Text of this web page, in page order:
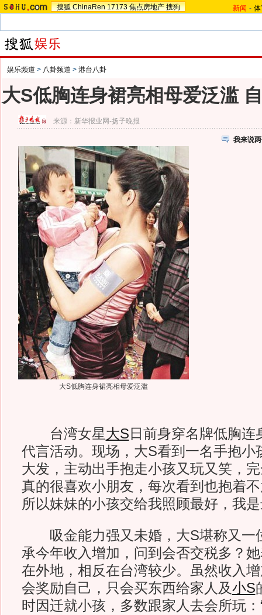
搜狐 ChinaRen 17173 焦点房地产 搜狗 新闻 -
娱乐频道 > 八卦频道 > 港台八卦
大S低胸连身裙亮相母爱泛滥
来源： 新华报业网-扬子晚报
我来说
大S低胸连身裙亮相母爱泛滥
台湾女星大S 日前身穿名牌低胸
代言活动。现场，大S看到一名手抱小
大发，主动出手抱走小孩又玩又笑，
真的很喜欢小朋友，每次看到也抱着
所以妹妹的小孩交给我照顾最好，我
吸金能力强又未婚，大S堪称又一
承今年收入增加，问到会否交税多？
在外地，相反在台湾较少。虽然收入
会奖励自己，只会买东西给家人及小S
时因迁就小孩，多数跟家人去会所玩